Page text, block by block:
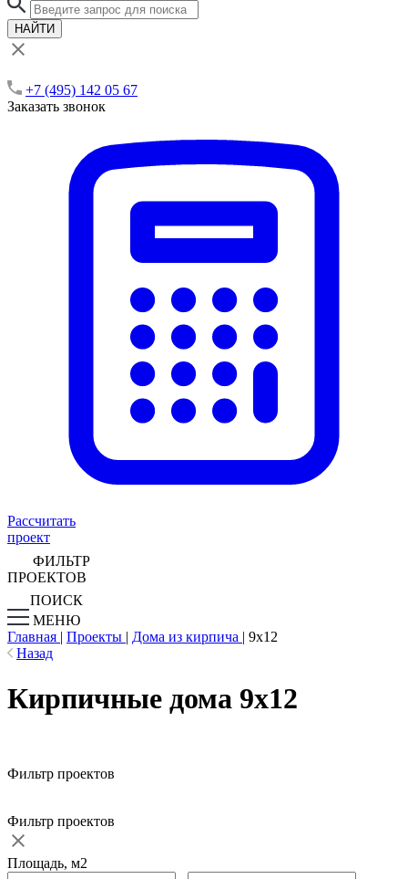
НАЙТИ
+7 (495) 142 05 67
Заказать звонок
Рассчитать
проект
ФИЛЬТР
ПРОЕКТОВ
ПОИСК
МЕНЮ
Главная | Проекты | Дома из кирпича | 9х12
Назад
Кирпичные дома 9х12
Фильтр проектов
Фильтр проектов
Площадь, м2